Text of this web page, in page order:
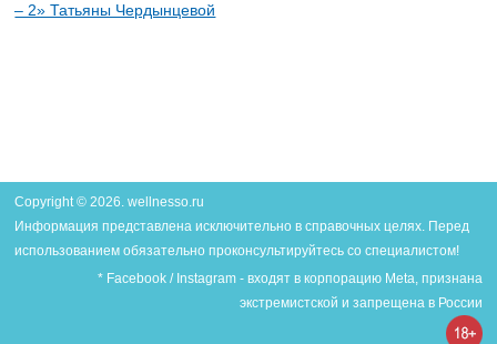
– 2» Татьяны Чердынцевой
Copyright © 2026. wellnesso.ru
Информация представлена исключительно в справочных целях. Перед
использованием обязательно проконсультируйтесь со специалистом!
* Facebook / Instagram - входят в корпорацию Meta, признана
экстремистской и запрещена в России